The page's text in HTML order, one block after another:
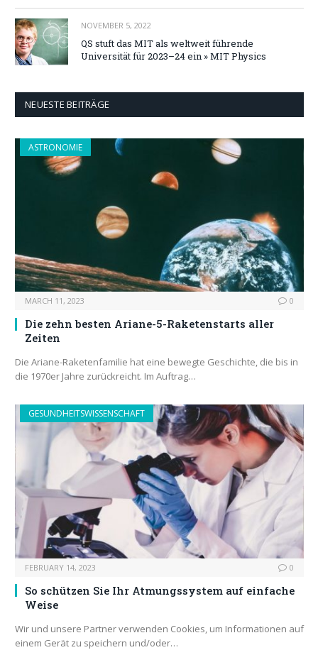
NOVEMBER 5, 2022
QS stuft das MIT als weltweit führende
Universität für 2023–24 ein » MIT Physics
NEUESTE BEITRÄGE
ASTRONOMIE
MARCH 11, 2023 0
Die zehn besten Ariane-5-Raketenstarts aller
Zeiten
Die Ariane-Raketenfamilie hat eine bewegte Geschichte, die bis in
die 1970er Jahre zurückreicht. Im Auftrag…
GESUNDHEITSWISSENSCHAFT
FEBRUARY 14, 2023 0
So schützen Sie Ihr Atmungssystem auf einfache
Weise
Wir und unsere Partner verwenden Cookies, um Informationen auf
einem Gerät zu speichern und/oder…